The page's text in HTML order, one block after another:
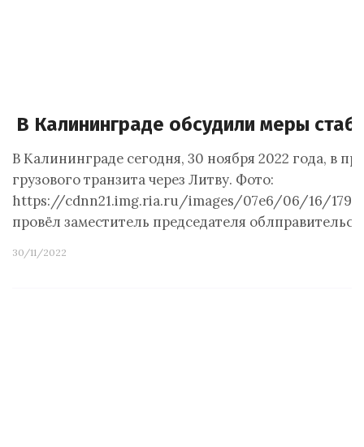
В Калининграде обсудили меры
В Калининграде сегодня, 30 ноября 2022 года, в
грузового транзита через Литву. Фото:
https://cdnn21.img.ria.ru/images/07e6/06/16/
провёл заместитель председателя
30/11/2022